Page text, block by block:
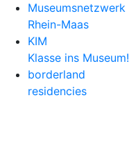
Museumsnetzwerk
Rhein-Maas
KIM
Klasse ins Museum!
borderland
residencies